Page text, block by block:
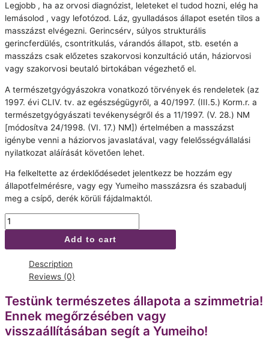
Legjobb , ha az orvosi diagnózist, leleteket el tudod hozni, elég ha
lemásolod , vagy lefotózod. Láz, gyulladásos állapot esetén tilos a
masszázst elvégezni. Gerincsérv, súlyos strukturális
gerincferdülés, csontritkulás, várandós állapot, stb. esetén a
masszázs csak előzetes szakorvosi konzultáció után, háziorvosi
vagy szakorvosi beutaló birtokában végezhető el.
A természetgyógyászokra vonatkozó törvények és rendeletek (az
1997. évi CLIV. tv. az egészségügyről, a 40/1997. (III.5.) Korm.r. a
természetgyógyászati tevékenységről és a 11/1997. (V. 28.) NM
[módosítva 24/1998. (VI. 17.) NM]) értelmében a masszázst
igénybe venni a háziorvos javaslatával, vagy felelősségvállalási
nyilatkozat aláírását követően lehet.
Ha felkeltette az érdeklődésedet jelentkezz be hozzám egy
állapotfelmérésre, vagy egy Yumeiho masszázsra és szabadulj
meg a csípő, derék körüli fájdalmaktól.
Yumeiho
terápia
alkalmas
+
alkalom
ajándék
Add to cart
Description
Reviews (0)
Testünk természetes állapota a szimmetria!
Ennek megőrzésében vagy
visszaállításában segít a Yumeiho!